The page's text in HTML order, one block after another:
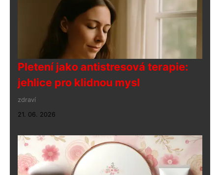
Pletení jako antistresová terapie:
jehlice pro klidnou mysl
zdraví
21. 06. 2026